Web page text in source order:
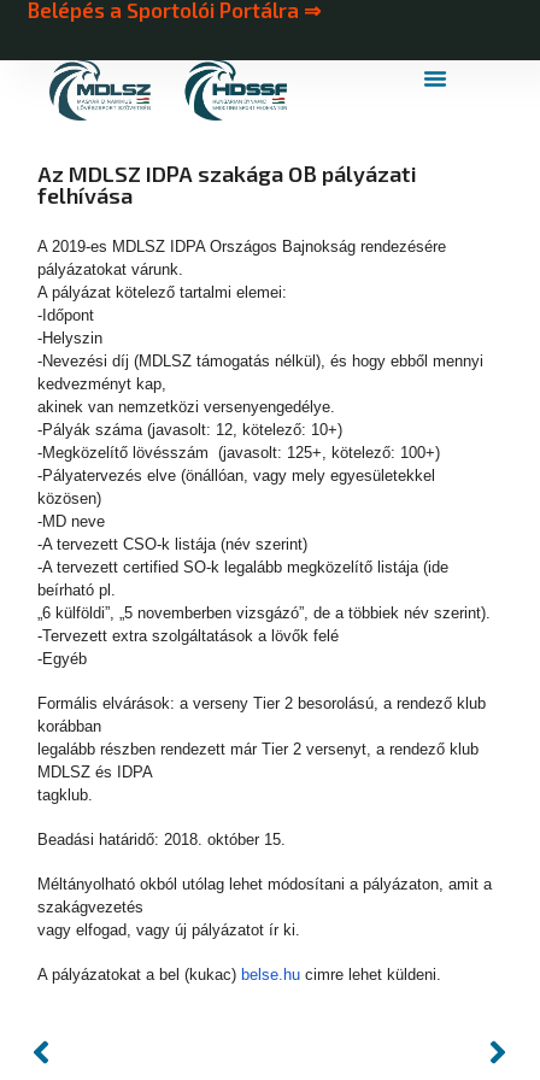
Belépés a Sportolói Portálra ⇒
Az MDLSZ IDPA szakága OB pályázati
felhívása
A 2019-es MDLSZ IDPA Országos Bajnokság rendezésére
pályázatokat várunk.
A pályázat kötelező tartalmi elemei:
-Időpont
-Helyszin
-Nevezési díj (MDLSZ támogatás nélkül), és hogy ebből mennyi
kedvezményt kap,
akinek van nemzetközi versenyengedélye.
-Pályák száma (javasolt: 12, kötelező: 10+)
-Megközelítő lövésszám (javasolt: 125+, kötelező: 100+)
-Pályatervezés elve (önállóan, vagy mely egyesületekkel
közösen)
-MD neve
-A tervezett CSO-k listája (név szerint)
-A tervezett certified SO-k legalább megközelítő listája (ide
beírható pl.
„6 külföldi”, „5 novemberben vizsgázó”, de a többiek név szerint).
-Tervezett extra szolgáltatások a lövők felé
-Egyéb
Formális elvárások: a verseny Tier 2 besorolású, a rendező klub
korábban
legalább részben rendezett már Tier 2 versenyt, a rendező klub
MDLSZ és IDPA
tagklub.
Beadási határidő: 2018. október 15.
Méltányolható okból utólag lehet módosítani a pályázaton, amit a
szakágvezetés
vagy elfogad, vagy új pályázatot ír ki.
A pályázatokat a bel (kukac) belse.hu cimre lehet küldeni.